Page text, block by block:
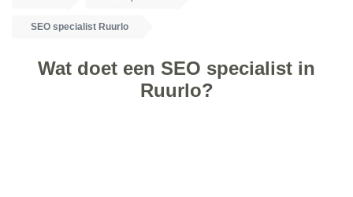
SEO specialist Ruurlo
Wat doet een SEO specialist in
Ruurlo?